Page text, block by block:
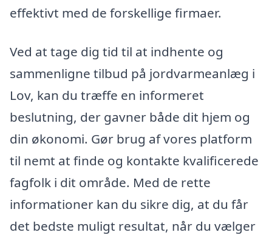
effektivt med de forskellige firmaer.
Ved at tage dig tid til at indhente og
sammenligne tilbud på jordvarmeanlæg i
Lov, kan du træffe en informeret
beslutning, der gavner både dit hjem og
din økonomi. Gør brug af vores platform
til nemt at finde og kontakte kvalificerede
fagfolk i dit område. Med de rette
informationer kan du sikre dig, at du får
det bedste muligt resultat, når du vælger